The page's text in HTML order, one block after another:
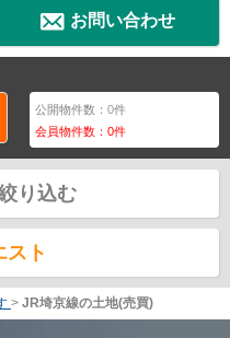
お問い合わせ
公開物件数：0件
会員物件数：0件
り込む
スト
> JR埼京線の土地(売買)